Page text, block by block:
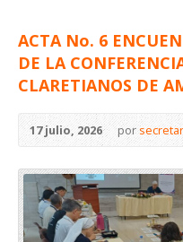
ACTA No. 6
DE LA
CLARETIANOS DE
17 julio, 2026 por